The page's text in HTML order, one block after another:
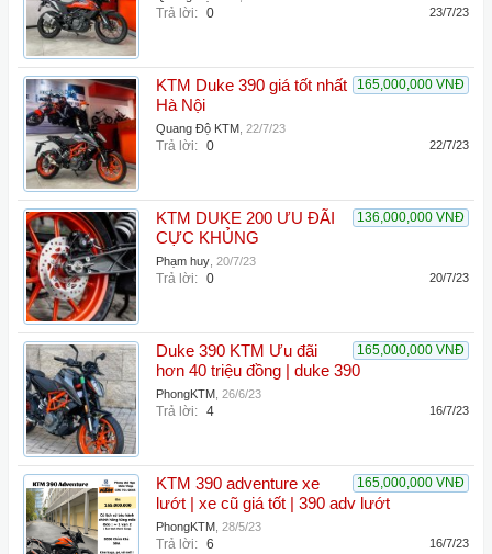
Trả lời: 0 23/7/23
165,000,000 VNĐ
KTM Duke 390 giá tốt nhất
Hà Nội
Quang Độ KTM 22/7/23
Trả lời: 0 22/7/23
136,000,000 VNĐ
KTM DUKE 200 ƯU ĐÃI
CỰC KHỦNG
Phạm huy 20/7/23
Trả lời: 0 20/7/23
165,000,000 VNĐ
Duke 390 KTM Ưu đãi
hơn 40 triệu đồng | duke 390
PhongKTM 26/6/23
Trả lời: 4 16/7/23
165,000,000 VNĐ
KTM 390 adventure xe
lướt | xe cũ giá tốt | 390 adv lướt
PhongKTM 28/5/23
Trả lời: 6 16/7/23